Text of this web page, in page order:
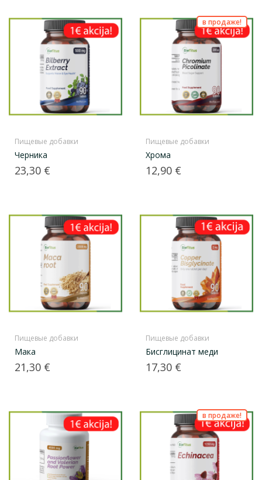
Пищевые добавки
Черника
Цена
23,30 €
в продаже!
Пищевые добавки
Xрома
Цена
12,90 €
Пищевые добавки
Мака
Цена
21,30 €
Пищевые добавки
Бисглицинат меди
Цена
17,30 €
в продаже!